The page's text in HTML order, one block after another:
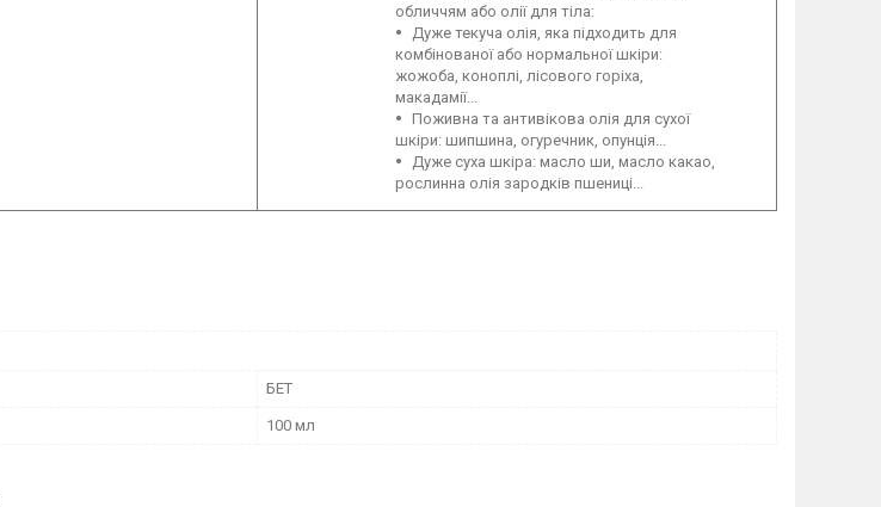
обличчям або олії для тіла:
Дуже текуча олія, яка підходить для
комбінованої або нормальної шкіри:
жожоба, коноплі, лісового горіха,
макадамії...
Поживна та антивікова олія для сухої
шкіри: шипшина, огуречник, опунція...
Дуже суха шкіра: масло ши, масло какао,
рослинна олія зародків пшениці...
БЕТ
100 мл